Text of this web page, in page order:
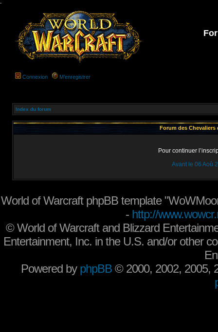
-
Connexion M’enregistrer
Index du forum
Forum des
Pour continuer
Avant le 06 Aoû
World of Warcraft phpBB template
- http://
©World of Warcraft and Blizzard
Entertainment, Inc. in the U.S. and/or other
Powered by phpBB © 2000, 2002, 2005,